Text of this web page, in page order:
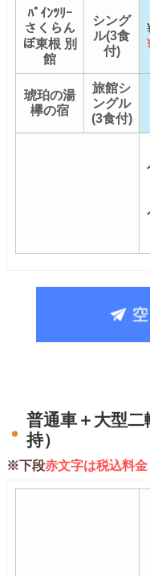
ﾊﾟｲﾝﾂﾘｰ
さくらん
ぼ東根 別
館
シング
ル(3食
付)
琥珀の湯
欅の宿
旅館シ
ングル
(3食付)
普通車＋大型
持）
※下段赤文字は税込料金